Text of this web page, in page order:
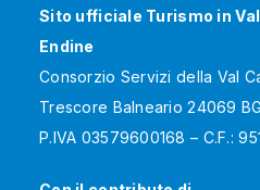
Sito ufficiale Turismo in
Endine
Consorzio Servizi della Val
Trescore Balneario 24069 BG
P.IVA 03579600168 – C.F.: